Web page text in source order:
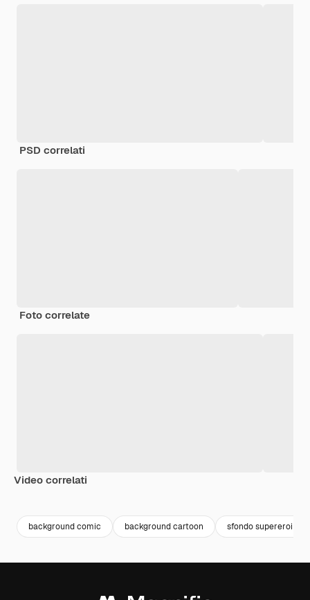
PSD correlati
Foto correlate
Video correlati
background comic background cartoon sfondo supereroi